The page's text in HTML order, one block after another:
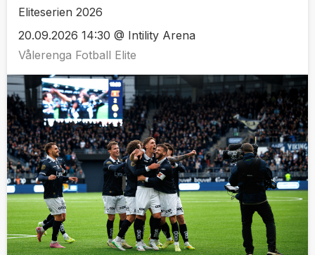
Eliteserien 2026
20.09.2026 14:30 @ Intility Arena
Vålerenga Fotball Elite